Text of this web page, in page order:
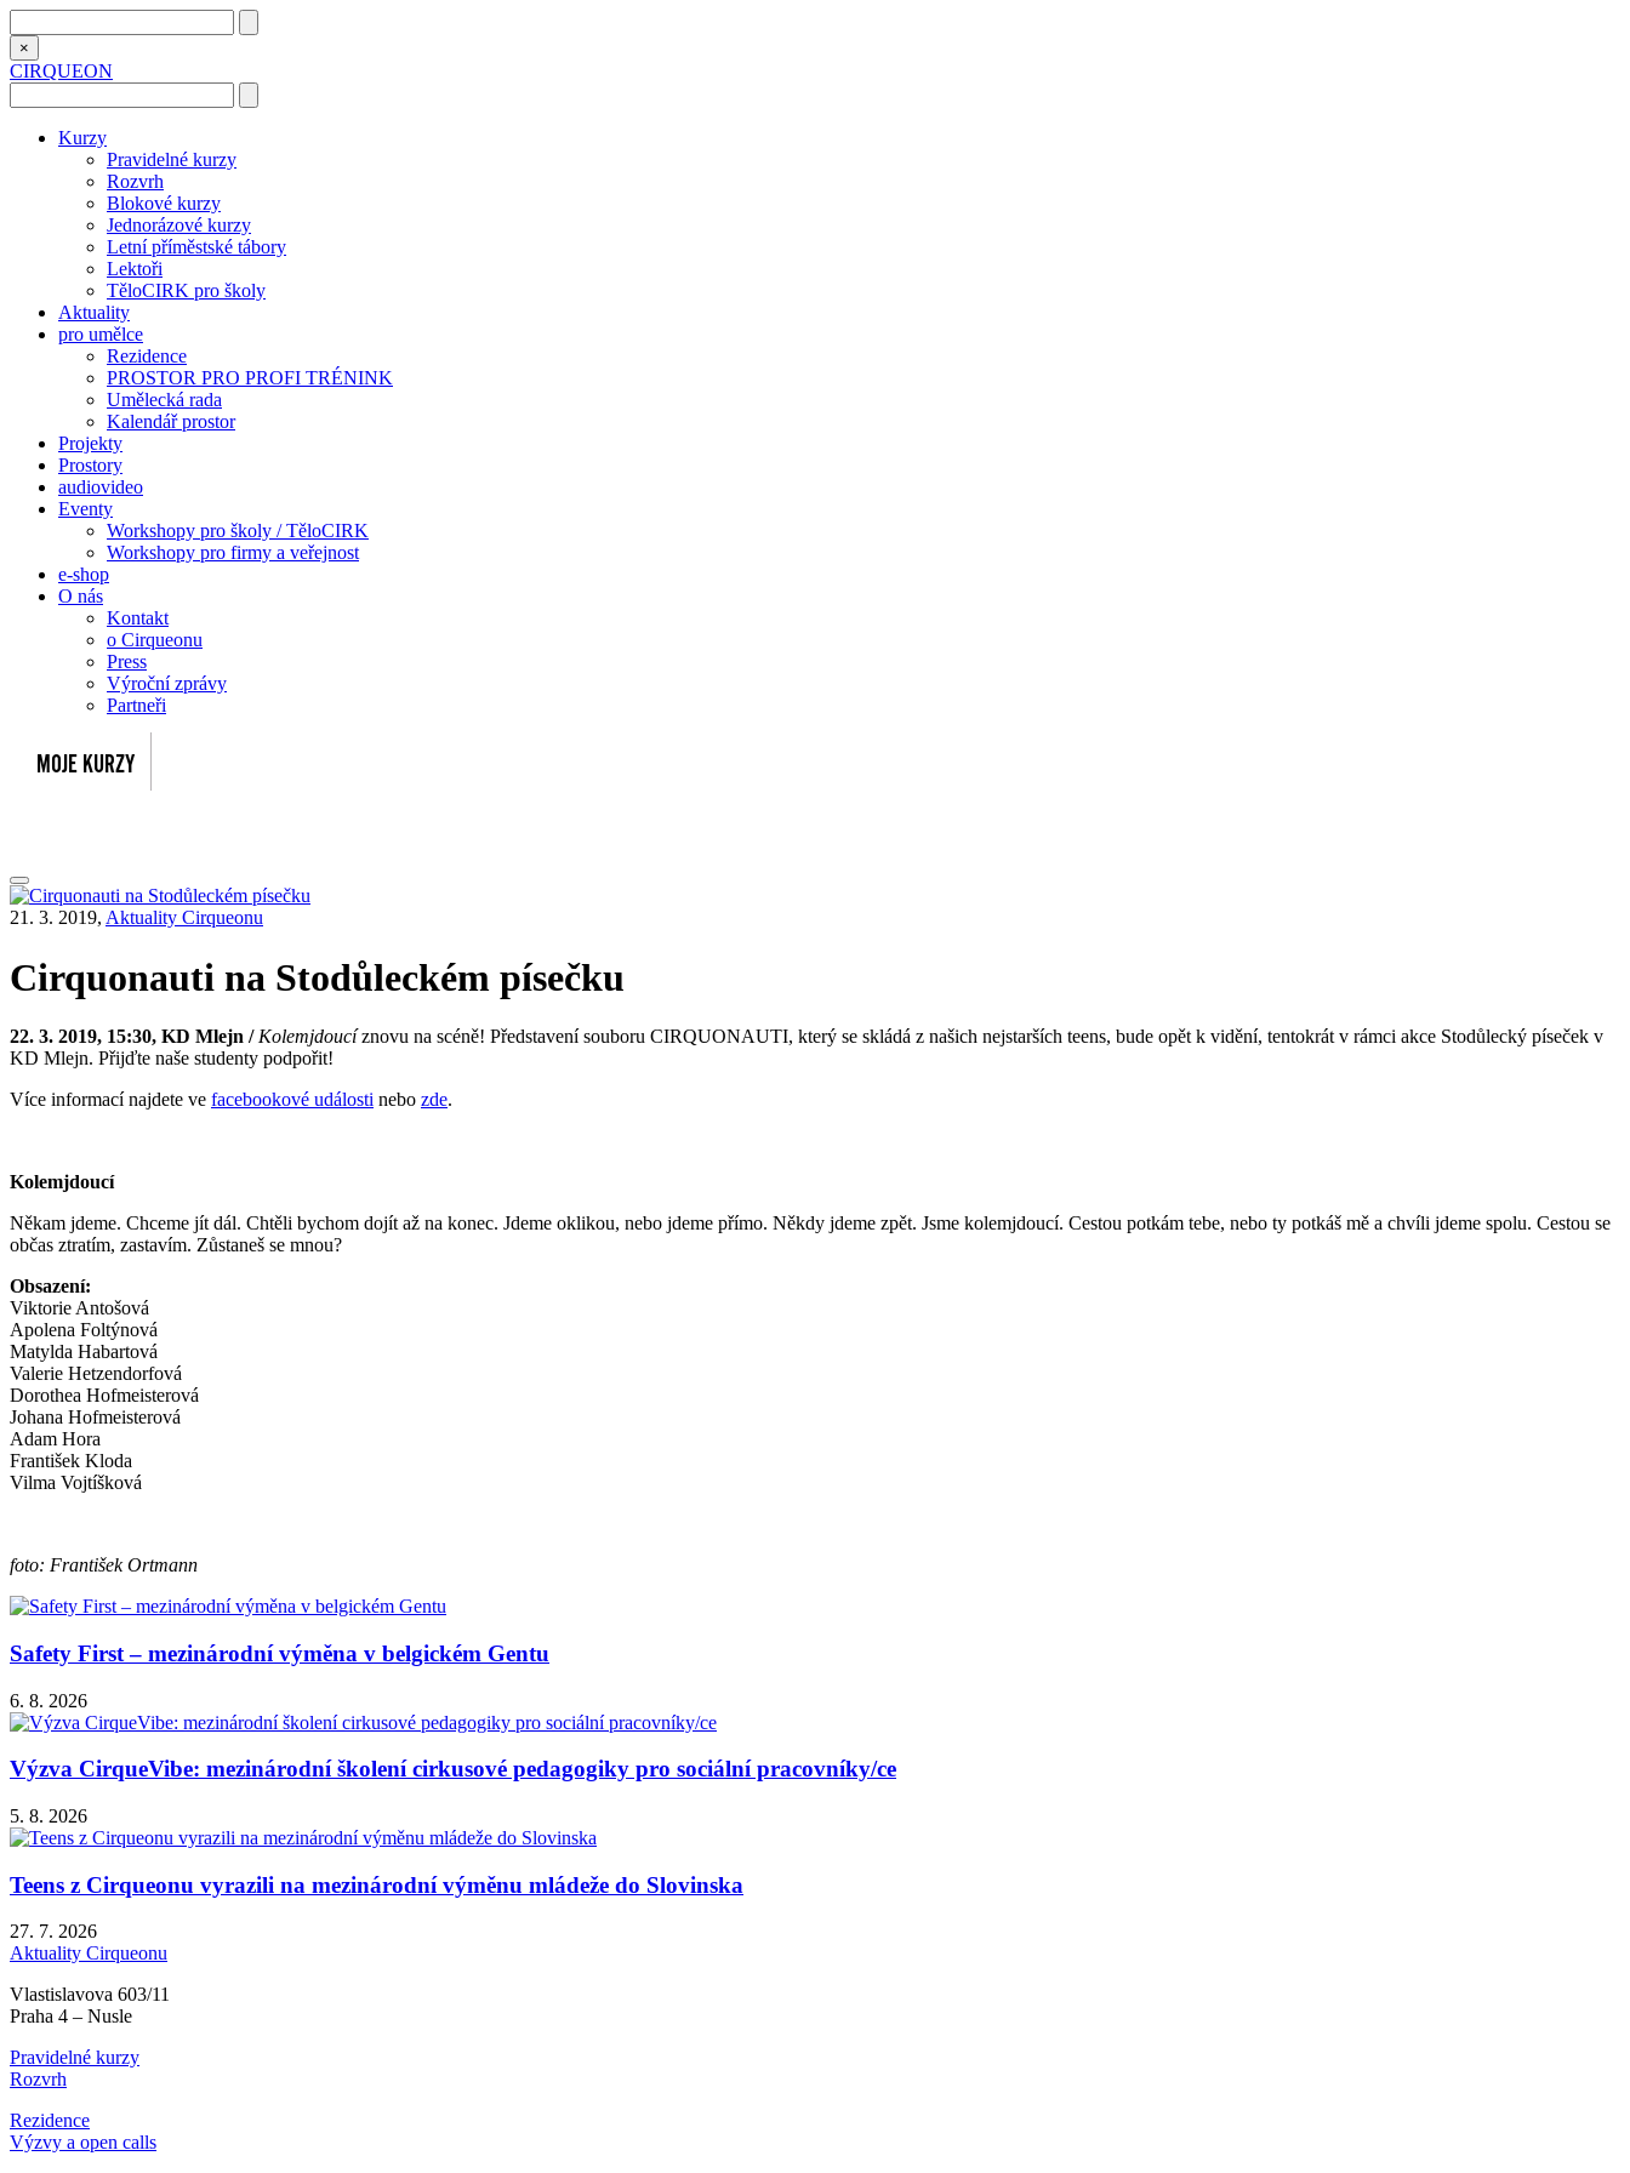
×
CIRQUEON
Kurzy
Pravidelné kurzy
Rozvrh
Blokové kurzy
Jednorázové kurzy
Letní příměstské tábory
Lektoři
TěloCIRK pro školy
Aktuality
pro umělce
Rezidence
PROSTOR PRO PROFI TRÉNINK
Umělecká rada
Kalendář prostor
Projekty
Prostory
audiovideo
Eventy
Workshopy pro školy / TěloCIRK
Workshopy pro firmy a veřejnost
e-shop
O nás
Kontakt
o Cirqueonu
Press
Výroční zprávy
Partneři
21. 3. 2019, Aktuality Cirqueonu
Cirquonauti na Stodůleckém písečku
22. 3. 2019, 15:30, KD Mlejn /Kolemjdoucíznovu na scéně! Představení souboru CIRQUONAUTI, který se skládá z našich nejstarších teens, bude opět k vidění, tentokrát v rámci akce Stodůlecký píseček v
KD Mlejn. Přijďte naše studenty podpořit!
Více informací najdete ve facebookové události nebo zde.
Kolemjdoucí
Někam jdeme. Chceme jít dál. Chtěli bychom dojít až na konec. Jdeme oklikou, nebo jdeme přímo. Někdy jdeme zpět. Jsme kolemjdoucí. Cestou potkám tebe, nebo ty potkáš mě a chvíli jdeme spolu. Cestou se
občas ztratím, zastavím. Zůstaneš se mnou?
Obsazení:
Viktorie Antošová
Apolena Foltýnová
Matylda Habartová
Valerie Hetzendorfová
Dorothea Hofmeisterová
Johana Hofmeisterová
Adam Hora
František Kloda
Vilma Vojtíšková
foto: František Ortmann
Safety First – mezinárodní výměna v belgickém Gentu
6. 8. 2026
Výzva CirqueVibe: mezinárodní školení cirkusové pedagogiky pro sociální pracovníky/ce
5. 8. 2026
Teens z Cirqueonu vyrazili na mezinárodní výměnu mládeže do Slovinska
27. 7. 2026
Aktuality Cirqueonu
Vlastislavova 603/11
Praha 4 – Nusle
Pravidelné kurzy
Rozvrh
Rezidence
Výzvy a open calls